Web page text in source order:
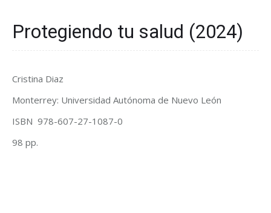
Protegiendo tu salud (2024)
Cristina Diaz
Monterrey: Universidad Autónoma de Nuevo León
ISBN 978-607-27-1087-0
98 pp.